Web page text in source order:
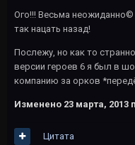
Ого!!! Весьма
так нацать назад!
Послежу, но как то
версии героев 6 я был в
компанию за орков
Изменено 23 марта, 2013
Цитата